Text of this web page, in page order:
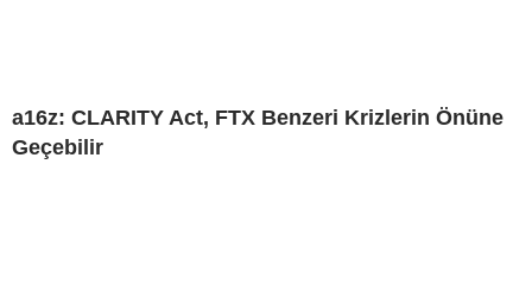
a16z: CLARITY Act, FTX Benzeri Krizlerin Önüne
Geçebilir